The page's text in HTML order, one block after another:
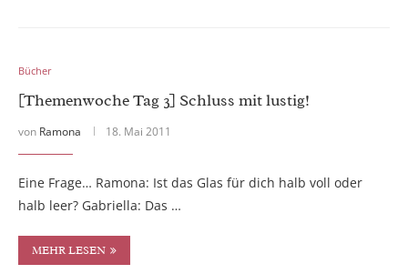
Bücher
[Themenwoche Tag 3] Schluss mit lustig!
von Ramona 18. Mai 2011
Eine Frage… Ramona: Ist das Glas für dich halb voll oder
halb leer? Gabriella: Das …
MEHR LESEN